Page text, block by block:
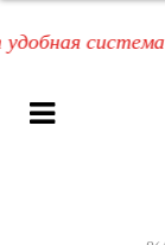
система